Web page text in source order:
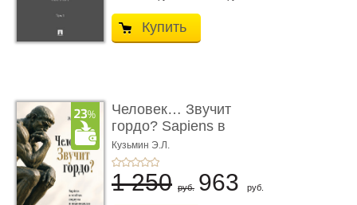
Купить
Человек… Звучит
гордо? Sapiens в
тенётах социума � ...
Кузьмин Э.Л.
1 250 руб. 963 руб.